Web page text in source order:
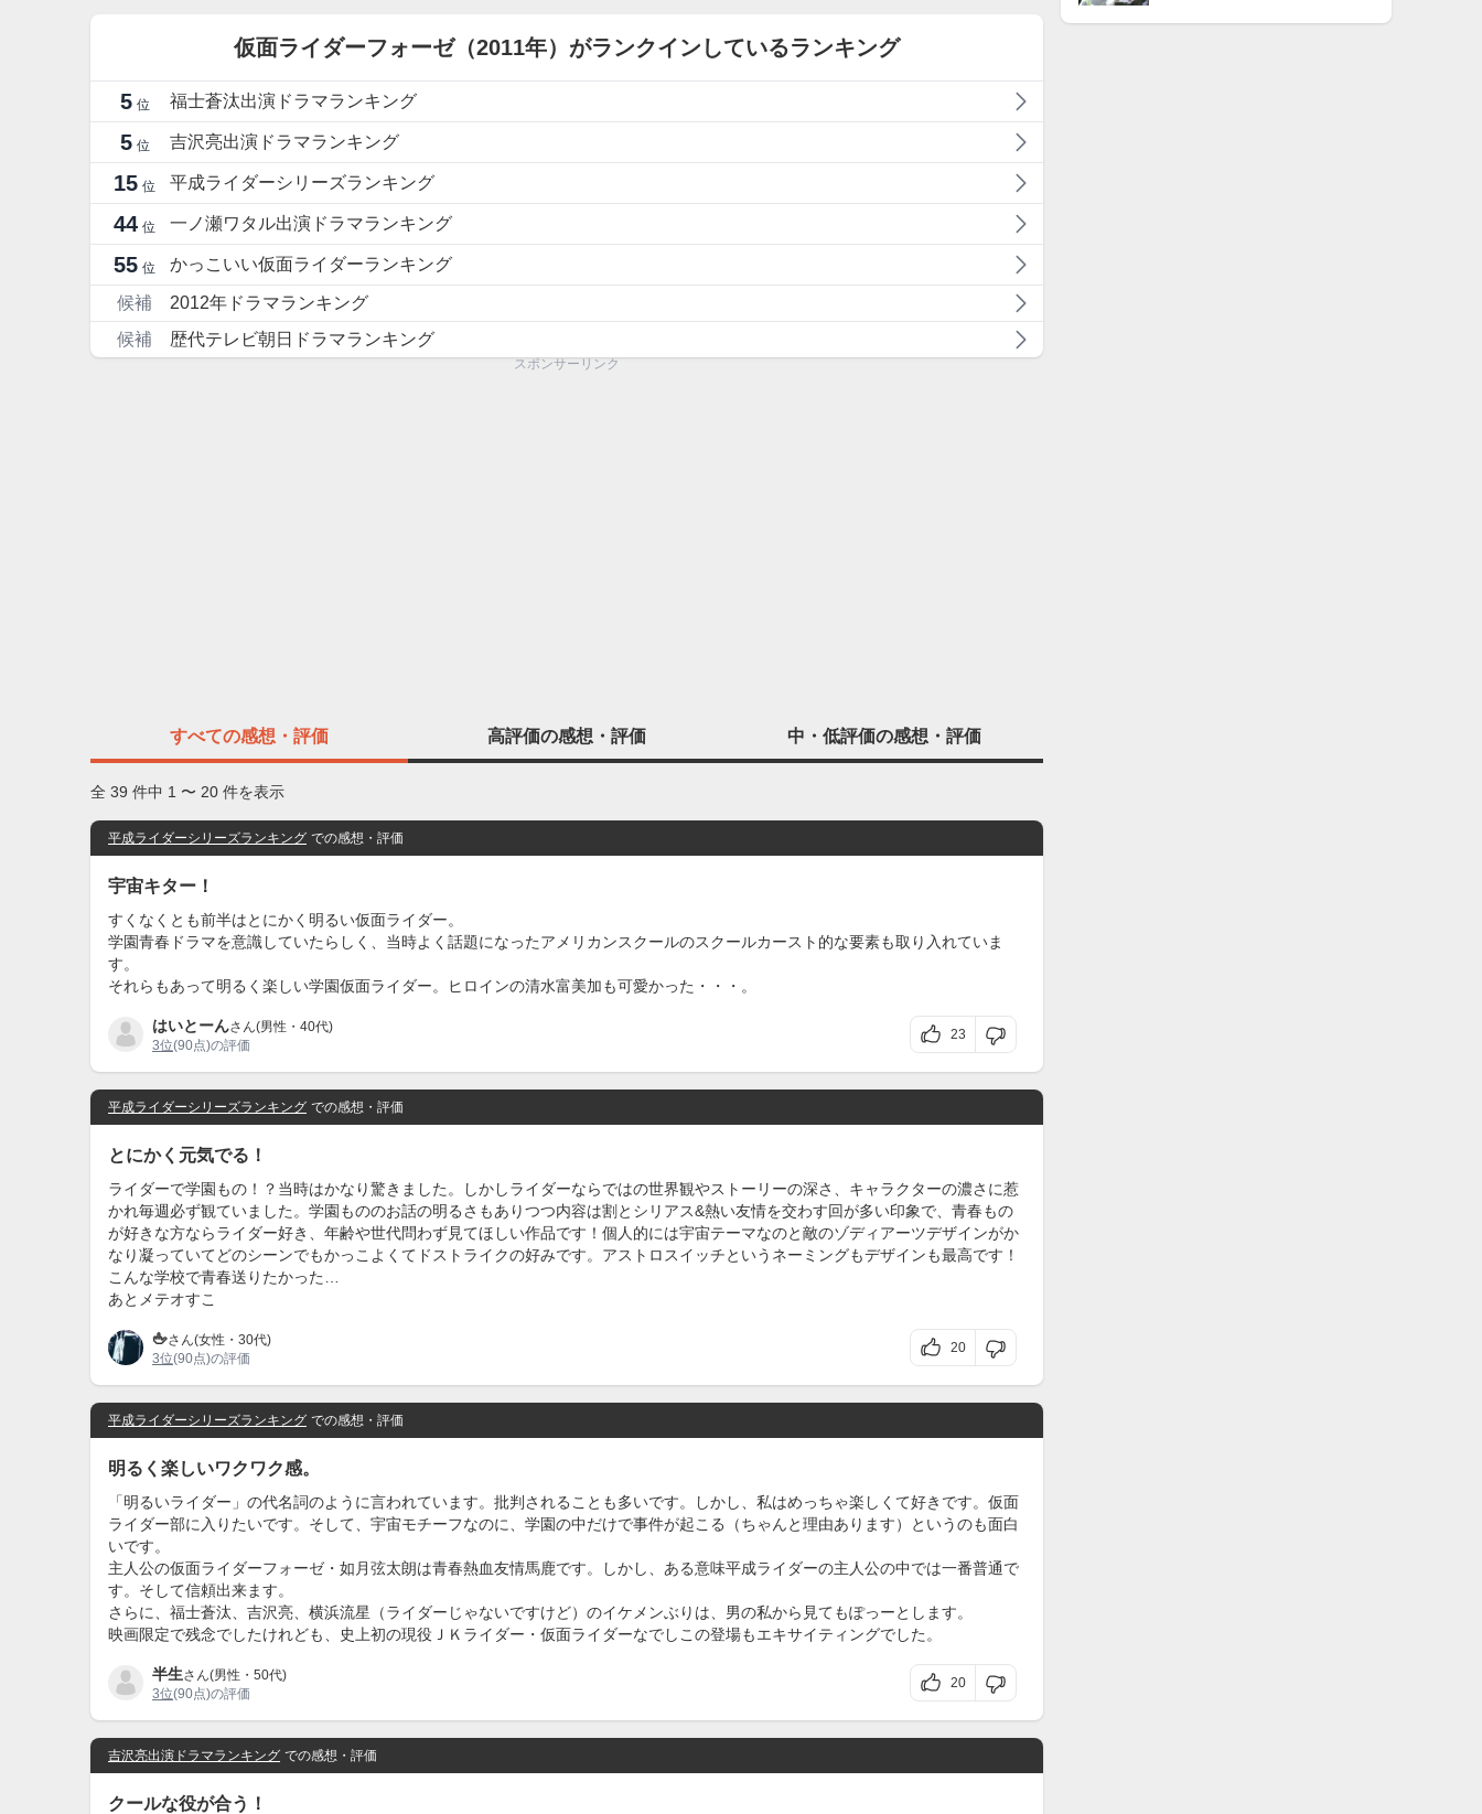
仮面ライダーフォーゼ（2011年）がランクインしているランキング
5 位 福士蒼汰出演ドラマランキング
5 位 吉沢亮出演ドラマランキング
15 位 平成ライダーシリーズランキング
44 位 一ノ瀬ワタル出演ドラマランキング
55 位 かっこいい仮面ライダーランキング
候補
2012年ドラマランキング
候補
歴代テレビ朝日ドラマランキング
スポンサーリンク
すべての感想・評価 高評価の感想・評価 中・低評価の感想・評価
全 39 件中 1 〜 20 件を表示
平成ライダーシリーズランキング での感想・評価
宇宙キター！
すくなくとも前半はとにかく明るい仮面ライダー。
学園青春ドラマを意識していたらしく、当時よく話題になったアメリカンスクールのスクールカースト的な要素も取り入れていま
す。
それらもあって明るく楽しい学園仮面ライダー。ヒロインの清水富美加も可愛かった・・・。
はいとーんさん(男性・40代)
3位(90点)の評価
23
平成ライダーシリーズランキング での感想・評価
とにかく元気でる！
ライダーで学園もの！？当時はかなり驚きました。しかしライダーならではの世界観やストーリーの深さ、キャラクターの濃さに惹
かれ毎週必ず観ていました。学園もののお話の明るさもありつつ内容は割とシリアス&熱い友情を交わす回が多い印象で、青春もの
が好きな方ならライダー好き、年齢や世代問わず見てほしい作品です！個人的には宇宙テーマなのと敵のゾディアーツデザインがか
なり凝っていてどのシーンでもかっこよくてドストライクの好みです。アストロスイッチというネーミングもデザインも最高です！
こんな学校で青春送りたかった…
あとメテオすこ
🖕さん(女性・30代)
3位(90点)の評価
20
平成ライダーシリーズランキング での感想・評価
明るく楽しいワクワク感。
「明るいライダー」の代名詞のように言われています。批判されることも多いです。しかし、私はめっちゃ楽しくて好きです。仮面
ライダー部に入りたいです。そして、宇宙モチーフなのに、学園の中だけで事件が起こる（ちゃんと理由あります）というのも面白
いです。
主人公の仮面ライダーフォーゼ・如月弦太朗は青春熱血友情馬鹿です。しかし、ある意味平成ライダーの主人公の中では一番普通で
す。そして信頼出来ます。
さらに、福士蒼汰、吉沢亮、横浜流星（ライダーじゃないですけど）のイケメンぶりは、男の私から見てもぽっーとします。
映画限定で残念でしたけれども、史上初の現役ＪＫライダー・仮面ライダーなでしこの登場もエキサイティングでした。
半生さん(男性・50代)
3位(90点)の評価
20
吉沢亮出演ドラマランキング での感想・評価
クールな役が合う！